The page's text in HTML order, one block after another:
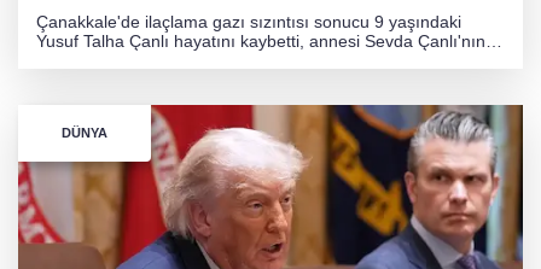
Çanakkale'de ilaçlama gazı sızıntısı sonucu 9 yaşındaki
Yusuf Talha Çanlı hayatını kaybetti, annesi Sevda Çanlı'nın
DÜNYA